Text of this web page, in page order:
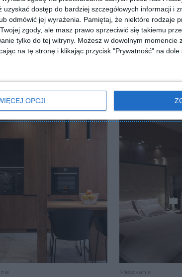
uzyskać dostęp do bardziej szczegółowych informacji i
odmówić jej wyrażenia.
Pamiętaj, że niektóre rodzaje
zgody, ale masz prawo sprzeciwić się takiemu
tylko do tej witryny. Możesz w dowolnym momencie
na tę stronę i klikając przycisk "Prywatność" na dole
OPCJI
ZADAJ PYTANIE
Mieszkanie